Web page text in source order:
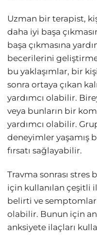
Uzman bir terapist,
daha iyi başa
başa çıkmasına
becerilerini
bu yaklaşımlar, bir
sonra ortaya çıkan
yardımcı olabilir.
veya bunların bir
yardımcı olabilir.
deneyimler yaşamış
fırsatı sağlayabilir.
Travma sonrası
için kullanılan çeşitli
belirti ve
olabilir. Bunun için
anksiyete ilaçları